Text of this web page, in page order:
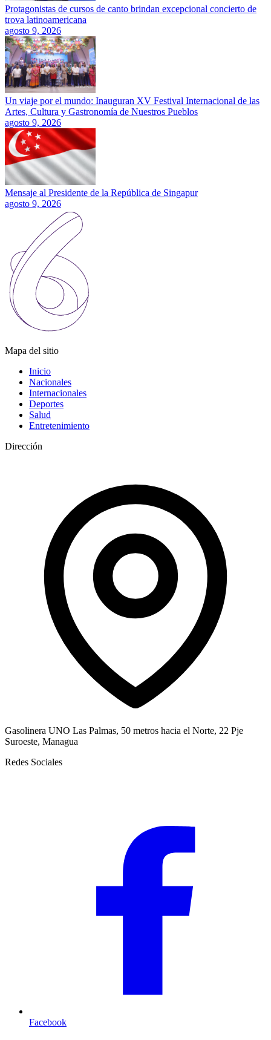
Protagonistas de cursos de canto brindan excepcional concierto de
trova latinoamericana
agosto 9, 2026
Un viaje por el mundo: Inauguran XV Festival Internacional de las
Artes, Cultura y Gastronomía de Nuestros Pueblos
agosto 9, 2026
Mensaje al Presidente de la República de Singapur
agosto 9, 2026
Mapa del sitio
Inicio
Nacionales
Internacionales
Deportes
Salud
Entretenimiento
Dirección
Gasolinera UNO Las Palmas, 50 metros hacia el Norte, 22 Pje
Suroeste, Managua
Redes Sociales
Facebook